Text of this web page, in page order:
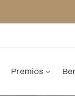
Premios